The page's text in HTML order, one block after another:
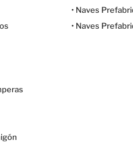
• Naves
• Naves